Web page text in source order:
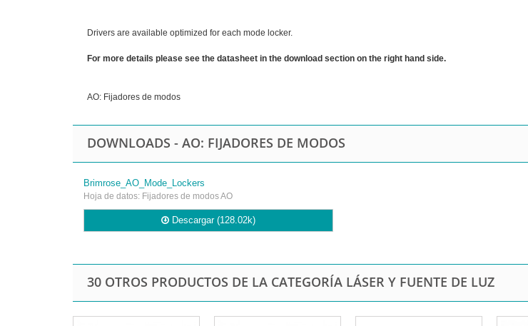
Drivers are available optimized for each mode locker.
For more details please see the datasheet in the download section on the right hand side.
AO: Fijadores de modos
DOWNLOADS - AO: FIJADORES DE MODOS
Brimrose_AO_Mode_Lockers
Hoja de datos: Fijadores de modos AO
Descargar (128.02k)
30 OTROS PRODUCTOS DE LA CATEGORÍA LÁSER Y FUENTE DE LUZ